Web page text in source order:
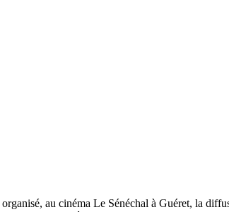
au cinéma Le Sénéchal à Guéret, la